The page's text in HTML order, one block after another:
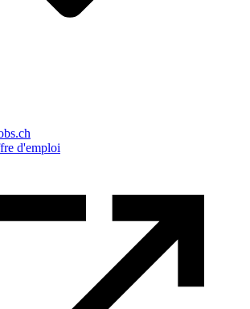
d'emploi